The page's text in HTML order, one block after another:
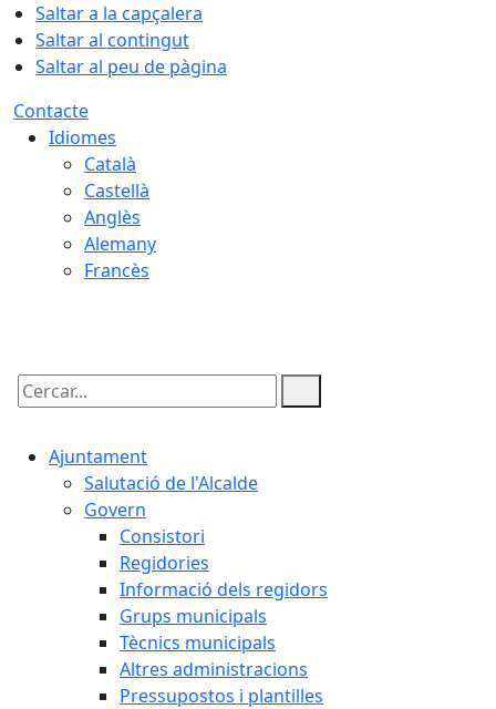
Saltar a la capçalera
Saltar al contingut
Saltar al peu de pàgina
Contacte
Idiomes
Català
Castellà
Anglès
Alemany
Francès
Cercar:
Ajuntament
Salutació de l'Alcalde
Govern
Consistori
Regidories
Informació dels regidors
Grups municipals
Tècnics municipals
Altres administracions
Pressupostos i plantilles